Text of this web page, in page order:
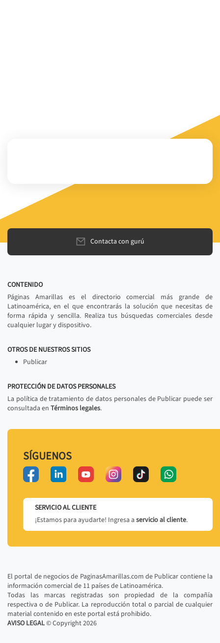
Contacta con gurú
CONTENIDO
Páginas Amarillas es el directorio comercial más grande de
Latinoamérica, en el que encontrarás la solución que necesitas de
forma rápida y sencilla. Realiza tus búsquedas comerciales desde
cualquier lugar y dispositivo.
OTROS DE NUESTROS SITIOS
Publicar
PROTECCIÓN DE DATOS PERSONALES
La política de tratamiento de datos personales de Publicar puede ser
consultada en Términos legales.
SÍGUENOS
SERVICIO AL CLIENTE
¡Estamos para ayudarte! Ingresa a servicio al cliente.
El portal de negocios de PaginasAmarillas.com de Publicar contiene la
información comercial de 11 países de Latinoamérica.
Todas las marcas registradas son propiedad de la compañía
respectiva o de Publicar. La reproducción total o parcial de cualquier
material contenido en este portal está prohibido.
AVISO LEGAL© Copyright2026